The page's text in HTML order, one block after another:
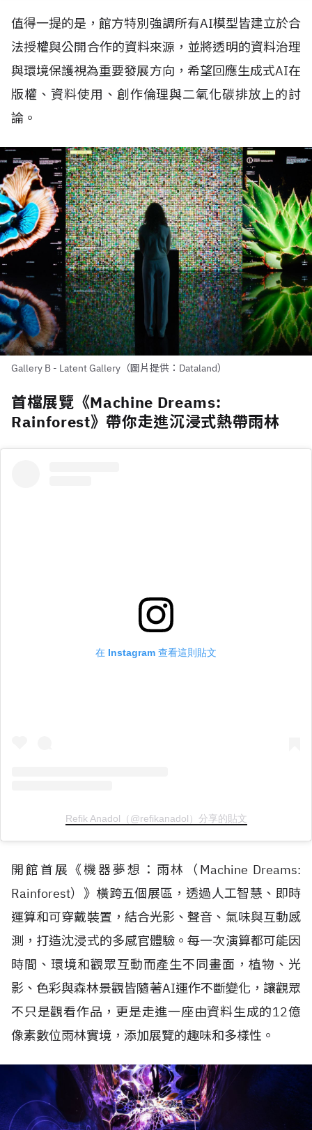
值得一提的是，館方特別強調所有AI模型皆建立於合
法授權與公開合作的資料來源，並將透明的資料治理
與環境保護視為重要發展方向，希望回應生成式AI在
版權、資料使用、創作倫理與二氧化碳排放上的討
論。
Gallery B - Latent Gallery（圖片提供：Dataland）
首檔展覽《Machine Dreams:
Rainforest》帶你走進沉浸式熱帶雨林
在 Instagram 查看這則貼文
Refik Anadol（@refikanadol）分享的貼文
開館首展《機器夢想：雨林（ Machine Dreams:
Rainforest）》橫跨五個展區，透過人工智慧、即時
運算和可穿戴裝置，結合光影、聲音、氣味與互動感
測，打造沈浸式的多感官體驗。每一次演算都可能因
時間、環境和觀眾互動而產生不同畫面，植物、光
影、色彩與森林景觀皆隨著AI運作不斷變化，讓觀眾
不只是觀看作品，更是走進一座由資料生成的12億
像素數位雨林實境，添加展覽的趣味和多樣性。